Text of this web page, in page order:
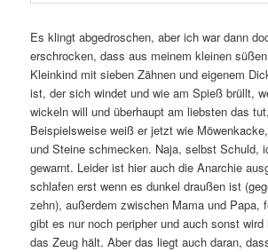
Es klingt abgedroschen, aber ich war dann
erschrocken, dass aus meinem kleinen
Kleinkind mit sieben Zähnen und eigenem
ist, der sich windet und wie am Spieß brüllt,
wickeln will und überhaupt am liebsten das
Beispielsweise weiß er jetzt wie
und Steine schmecken. Naja, selbst Schuld,
gewarnt. Leider ist hier auch die Anarchie
schlafen erst wenn es dunkel draußen ist
zehn), außerdem zwischen Mama und Papa,
gibt es nur noch peripher und auch sonst
das Zeug hält. Aber das liegt auch daran,